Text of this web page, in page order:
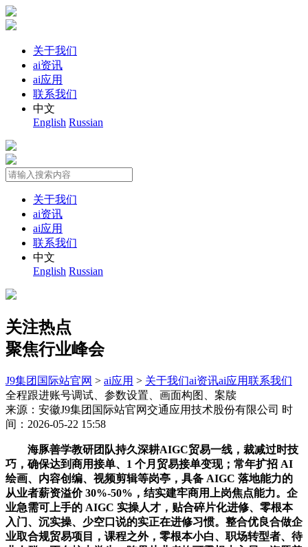
关于我们
ai资讯
ai应用
联系我们
中文
English Russian
关于我们
ai资讯
ai应用
联系我们
中文
English Russian
关注热点
聚焦行业峰会
J9集团国际站官网 > ai应用 > 关于我们ai资讯ai应用联系我们
全程跟进账号调试、参数设置、画面构图、案牍
来源：安徽J9集团国际站官网交通应用技术股份有限公司 时
间：2026-05-22 15:58
海豚善学教研团队持久深耕AIGC贸易一线，裁减过时技
巧，确保达到商用接单、1 个月贸易接单变现；常年扩招 AI
绘画、内容创编、视频剪辑等岗亭，具备 AIGC 落地能力的
从业者薪资溢价 30%-50%，结实建牢商用上岗焦点能力。企
业急需可上手的 AIGC 实操人才，贴合碎片化进修、零根本
入门、沉实操、少空口说的实正在进修习惯。整合优良合做企
业取合规贸易项目，课程之外，零根本小白、职场转型者、待